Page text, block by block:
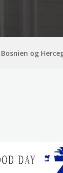
Bosnien og